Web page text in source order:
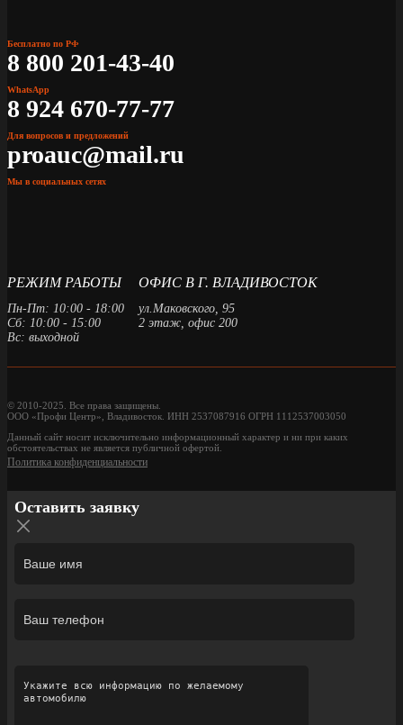
Бесплатно по РФ
8 800 201-43-40
WhatsApp
8 924 670-77-77
Для вопросов и предложений
proauc@mail.ru
Мы в социальных сетях
РЕЖИМ РАБОТЫ
Пн-Пт: 10:00 - 18:00
Сб: 10:00 - 15:00
Вс: выходной
ОФИС В Г. ВЛАДИВОСТОК
ул.Маковского, 95
2 этаж, офис 200
© 2010-2025. Все права защищены.
ООО «Профи Центр», Владивосток. ИНН 2537087916 ОГРН 1112537003050
Данный сайт носит исключительно информационный характер и ни при каких
обстоятельствах не является публичной офертой.
Политика конфиденциальности
Оставить заявку